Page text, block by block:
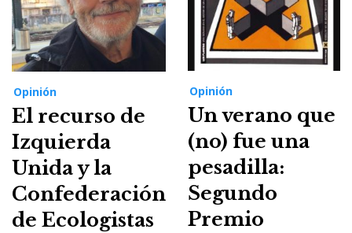
Opinión
El recurso de
Izquierda
Unida y la
Confederación
de Ecologistas
Opinión
Un verano que
(no) fue una
pesadilla:
Segundo
Premio